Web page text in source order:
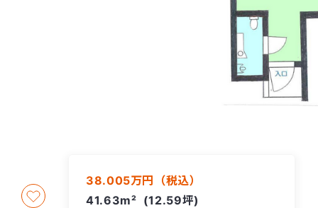
38.005万円（税込）
41.63m² (12.59坪)